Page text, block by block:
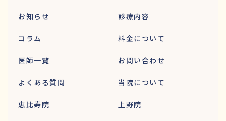
お知らせ 診療内容
コラム 料金について
医師一覧 お問い合わせ
よくある質問 当院について
恵比寿院 上野院